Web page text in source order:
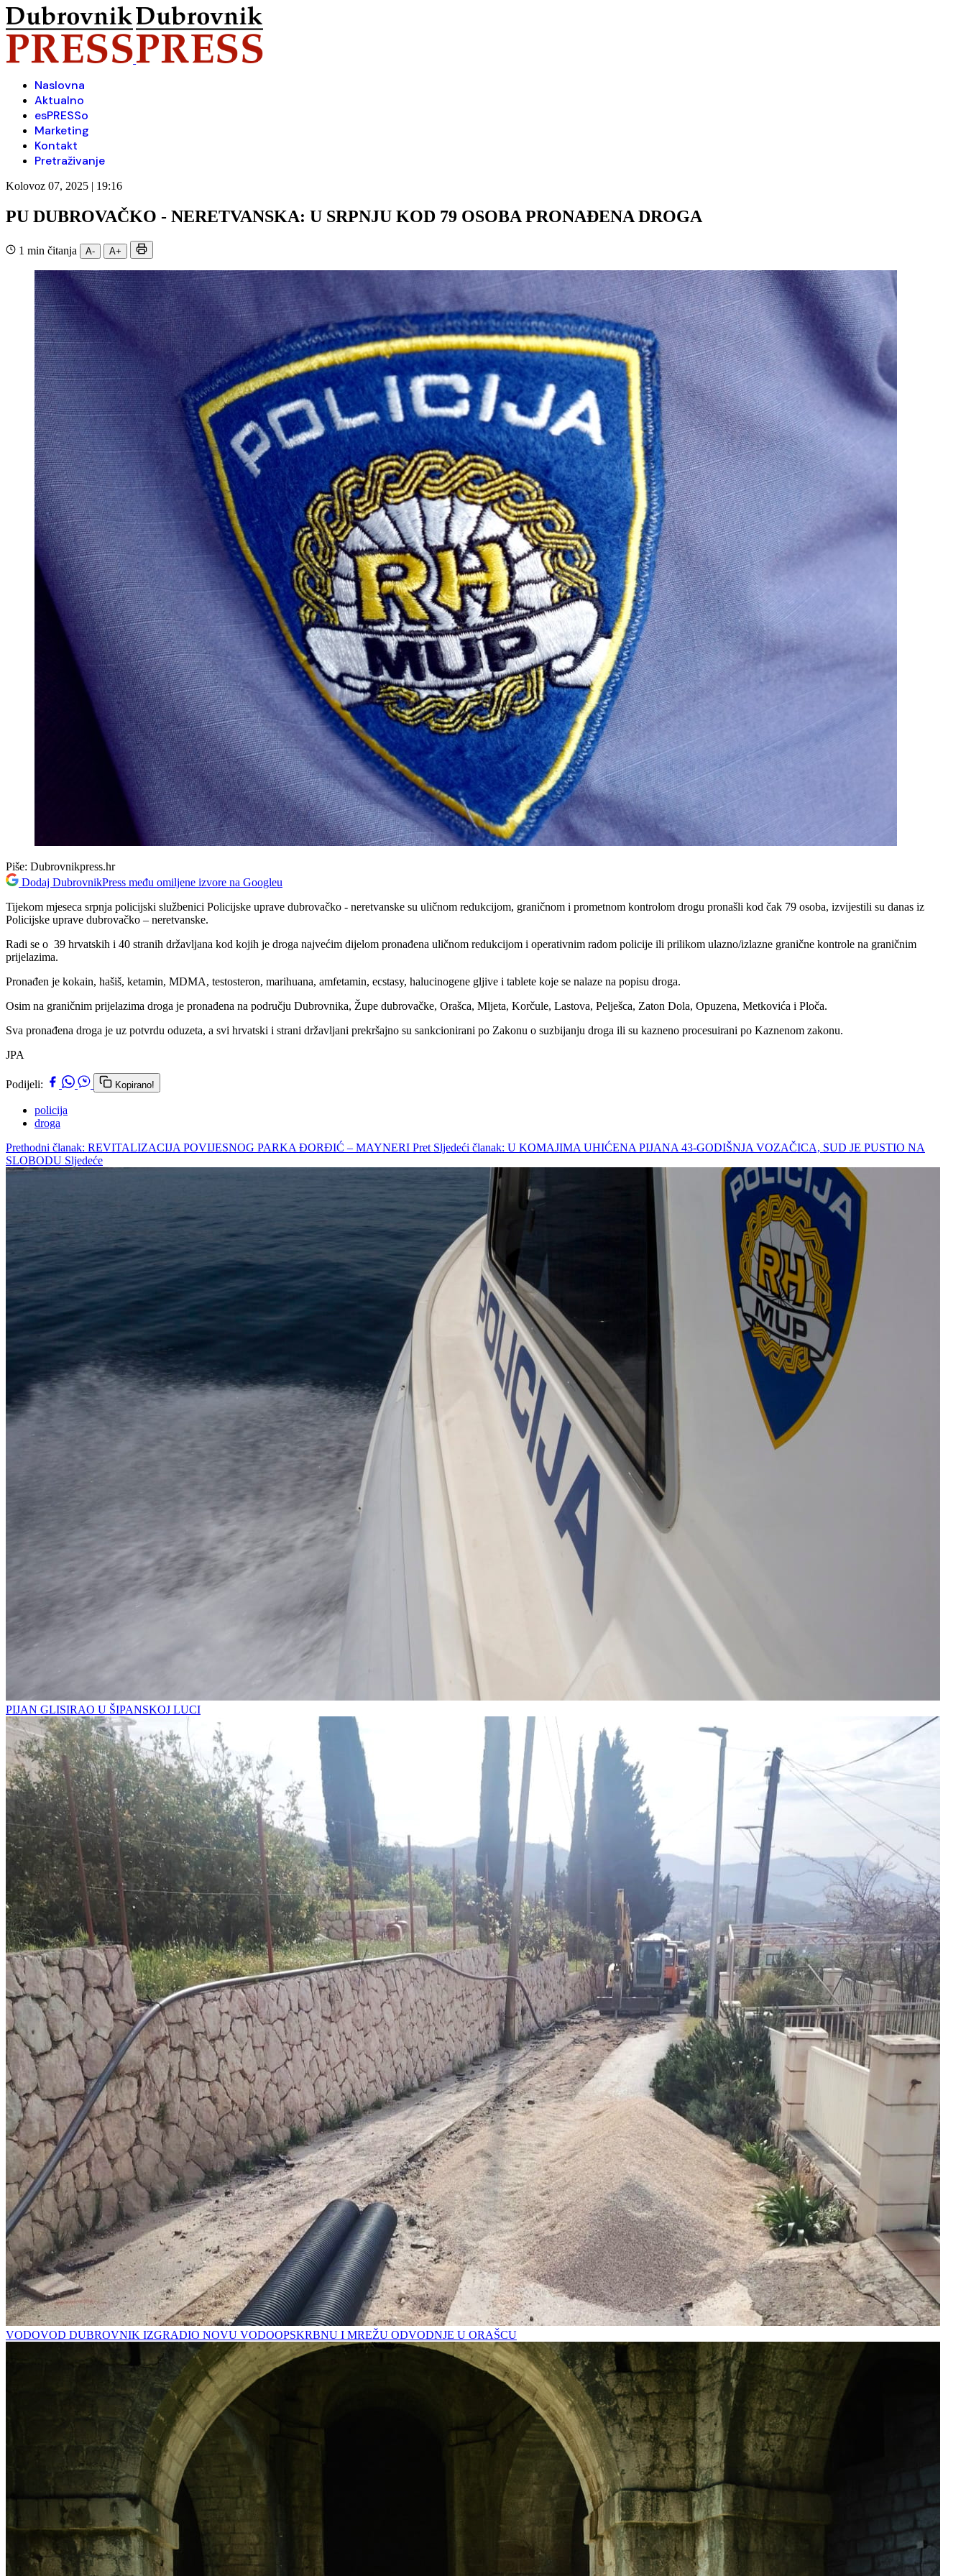
Naslovna
Aktualno
esPRESSo
Marketing
Kontakt
Pretraživanje
Kolovoz 07, 2025 | 19:16
PU DUBROVAČKO - NERETVANSKA: U SRPNJU KOD 79 OSOBA PRONAĐENA DROGA
1 min čitanja A- A+
Piše: Dubrovnikpress.hr
Dodaj DubrovnikPress među omiljene izvore na Googleu
Tijekom mjeseca srpnja policijski službenici Policijske uprave dubrovačko - neretvanske su uličnom redukcijom, graničnom i prometnom kontrolom drogu pronašli kod čak 79 osoba, izvijestili su danas iz
Policijske uprave dubrovačko – neretvanske.
Radi se o 39 hrvatskih i 40 stranih državljana kod kojih je droga najvećim dijelom pronađena uličnom redukcijom i operativnim radom policije ili prilikom ulazno/izlazne granične kontrole na graničnim
prijelazima.
Pronađen je kokain, hašiš, ketamin, MDMA, testosteron, marihuana, amfetamin, ecstasy, halucinogene gljive i tablete koje se nalaze na popisu droga.
Osim na graničnim prijelazima droga je pronađena na području Dubrovnika, Župe dubrovačke, Orašca, Mljeta, Korčule, Lastova, Pelješca, Zaton Dola, Opuzena, Metkovića i Ploča.
Sva pronađena droga je uz potvrdu oduzeta, a svi hrvatski i strani državljani prekršajno su sankcionirani po Zakonu o suzbijanju droga ili su kazneno procesuirani po Kaznenom zakonu.
JPA
Podijeli: Kopirano!
policija
droga
Prethodni članak: REVITALIZACIJA POVIJESNOG PARKA ĐORĐIĆ – MAYNERI Pret Sljedeći članak: U KOMAJIMA UHIĆENA PIJANA 43-GODIŠNJA VOZAČICA, SUD JE PUSTIO NA
SLOBODU Sljedeće
PIJAN GLISIRAO U ŠIPANSKOJ LUCI
VODOVOD DUBROVNIK IZGRADIO NOVU VODOOPSKRBNU I MREŽU ODVODNJE U ORAŠCU